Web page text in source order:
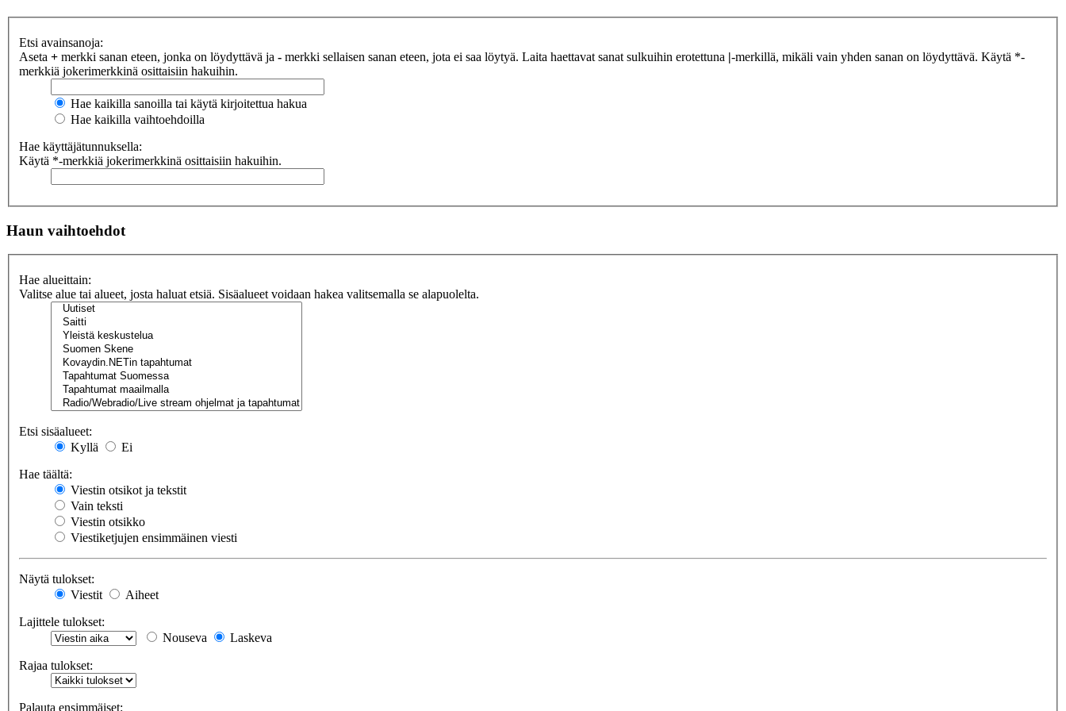
Etsi avainsanoja:
Aseta + merkki sanan eteen, jonka on löydyttävä ja - merkki sellaisen sanan eteen, jota ei saa löytyä. Laita haettavat sanat sulkuihin erotettuna |-merkillä, mikäli vain yhden sanan on löydyttävä. Käytä *-
merkkiä jokerimerkkinä osittaisiin hakuihin.
Hae kaikilla sanoilla tai käytä kirjoitettua hakua
Hae kaikilla vaihtoehdoilla
Hae käyttäjätunnuksella:
Käytä *-merkkiä jokerimerkkinä osittaisiin hakuihin.
Haun vaihtoehdot
Hae alueittain:
Valitse alue tai alueet, josta haluat etsiä. Sisäalueet voidaan hakea valitsemalla se alapuolelta.
Etsi sisäalueet:
Kyllä
Ei
Hae täältä:
Viestin otsikot ja tekstit
Vain teksti
Viestin otsikko
Viestiketjujen ensimmäinen viesti
Näytä tulokset:
Viestit
Aiheet
Lajittele tulokset:
Nouseva
Laskeva
Rajaa tulokset:
Palauta ensimmäiset: